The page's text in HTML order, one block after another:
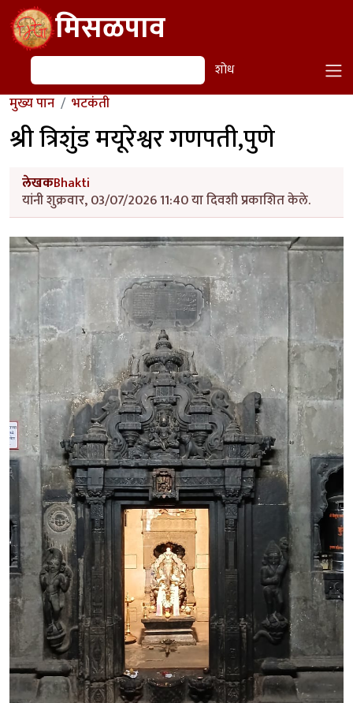
Skip to main contentमिसळपाव
शोध शोध
मुख्य पान भटकंती
श्री त्रिशुंड मयूरेश्वर गणपती,पुणे
लेखकBhakti
यांनी शुक्रवार, 03/07/2026 11:40 या दिवशी प्रकाशित केले.